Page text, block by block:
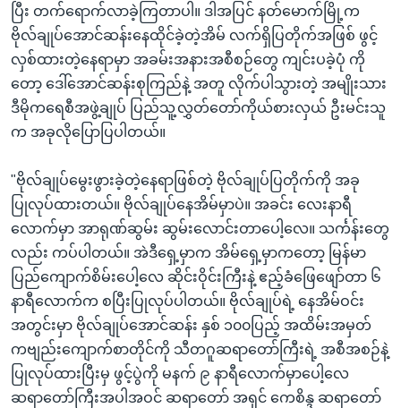
ပြီး တက်ရောက်လာခဲ့ကြတာပါ။ ဒါအပြင် နတ်မောက်မြို့က
ဗိုလ်ချုပ်အောင်ဆန်းနေထိုင်ခဲ့တဲ့အိမ် လက်ရှိပြတိုက်အဖြစ် ဖွင့်
လှစ်ထားတဲ့နေရာမှာ အခမ်းအနားအစီစဉ်တွေ ကျင်းပခဲ့ပုံ ကို
တော့ ဒေါ်အောင်ဆန်းစုကြည်နဲ့ အတူ လိုက်ပါသွားတဲ့ အမျိုးသား
ဒီမိုကရေစီအဖွဲ့ချုပ် ပြည်သူ့လွှတ်တော်ကိုယ်စားလှယ် ဦးမင်းသူ
က အခုလိုပြောပြပါတယ်။
"ဗိုလ်ချုပ်မွေးဖွားခဲ့တဲ့နေရာဖြစ်တဲ့ ဗိုလ်ချုပ်ပြတိုက်ကို အခု
ပြုလုပ်ထားတယ်။ ဗိုလ်ချုပ်နေအိမ်မှာပဲ။ အခင်း လေးနာရီ
လောက်မှာ အာရုဏ်ဆွမ်း ဆွမ်းလောင်းတာပေါ့လေ။ သင်္ကန်းတွေ
လည်း ကပ်ပါတယ်။ အဲဒီရှေ့မှာက အိမ်ရှေ့မှာကတော့ မြန်မာ
ပြည်ကျောက်စိမ်းပေါ့လေ ဆိုင်းဝိုင်းကြီးနဲ့ ဧည့်ခံဖြေဖျော်တာ ၆
နာရီလောက်က စပြီးပြုလုပ်ပါတယ်။ ဗိုလ်ချုပ်ရဲ့ နေအိမ်ဝင်း
အတွင်းမှာ ဗိုလ်ချုပ်အောင်ဆန်း နှစ် ၁၀၀ပြည့် အထိမ်းအမှတ်
ကဗျည်းကျောက်စာတိုင်ကို သီတဂူဆရာတော်ကြီးရဲ့ အစီအစဉ်နဲ့
ပြုလုပ်ထားပြီးမှ ဖွင့်ပွဲကို မနက် ၉ နာရီလောက်မှာပေါ့လေ
ဆရာတော်ကြီးအပါအဝင် ဆရာတော် အရှင် ကေစိန္ဒ ဆရာတော်